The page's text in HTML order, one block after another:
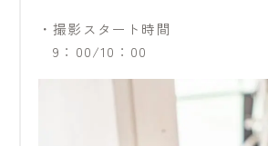
・撮影スタート時間
9：00/10：00